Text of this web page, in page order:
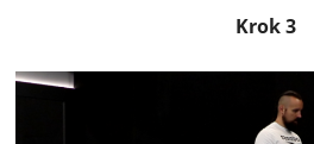
Krok 3